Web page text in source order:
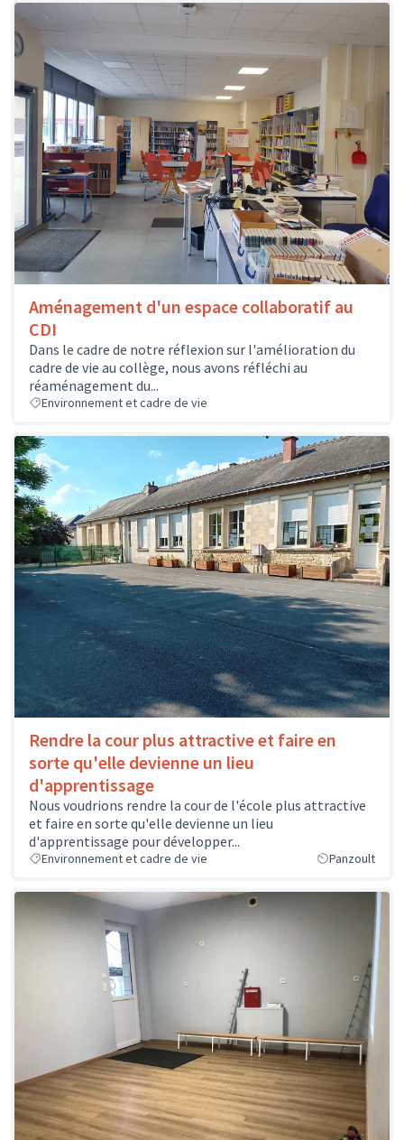
Aménagement d'un espace collaboratif au
CDI
Dans le cadre de notre réflexion sur l'amélioration du
cadre de vie au collège, nous avons réfléchi au
réaménagement du...
Environnement et cadre de vie
Rendre la cour plus attractive et faire en
sorte qu'elle devienne un lieu
d'apprentissage
Nous voudrions rendre la cour de l'école plus attractive
et faire en sorte qu'elle devienne un lieu
d'apprentissage pour développer...
Environnement et cadre de vie Panzoult